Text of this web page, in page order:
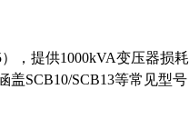
，提供1000kVA变压器损耗
SCB10/SCB13等常见型号